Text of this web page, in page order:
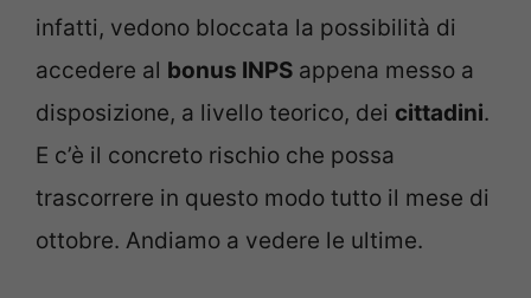
infatti, vedono bloccata la possibilità di
accedere al bonus INPS appena messo a
disposizione, a livello teorico, dei cittadini.
E c’è il concreto rischio che possa
trascorrere in questo modo tutto il mese di
ottobre. Andiamo a vedere le ultime.